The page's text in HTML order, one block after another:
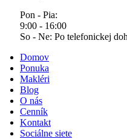
Pon - Pia:
9:00 - 16:00
So - Ne: Po telefonickej
Domov
Ponuka
Makléri
Blog
O nás
Cenník
Kontakt
Sociálne siete